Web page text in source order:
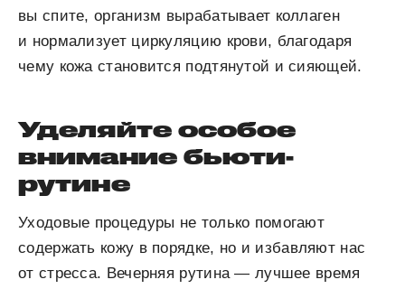
вы спите, организм вырабатывает коллаген
и нормализует циркуляцию крови, благодаря
чему кожа становится подтянутой и сияющей.
Уделяйте особое
внимание бьюти-
рутине
Уходовые процедуры не только помогают
содержать кожу в порядке, но и избавляют нас
от стресса. Вечерняя рутина — лучшее время